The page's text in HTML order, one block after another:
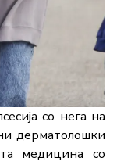
со нега на
дерматолошки
медицина со